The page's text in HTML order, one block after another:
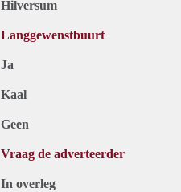
Hilversum
Langgewenstbuurt
Ja
Kaal
Geen
Vraag de adverteerder
In overleg